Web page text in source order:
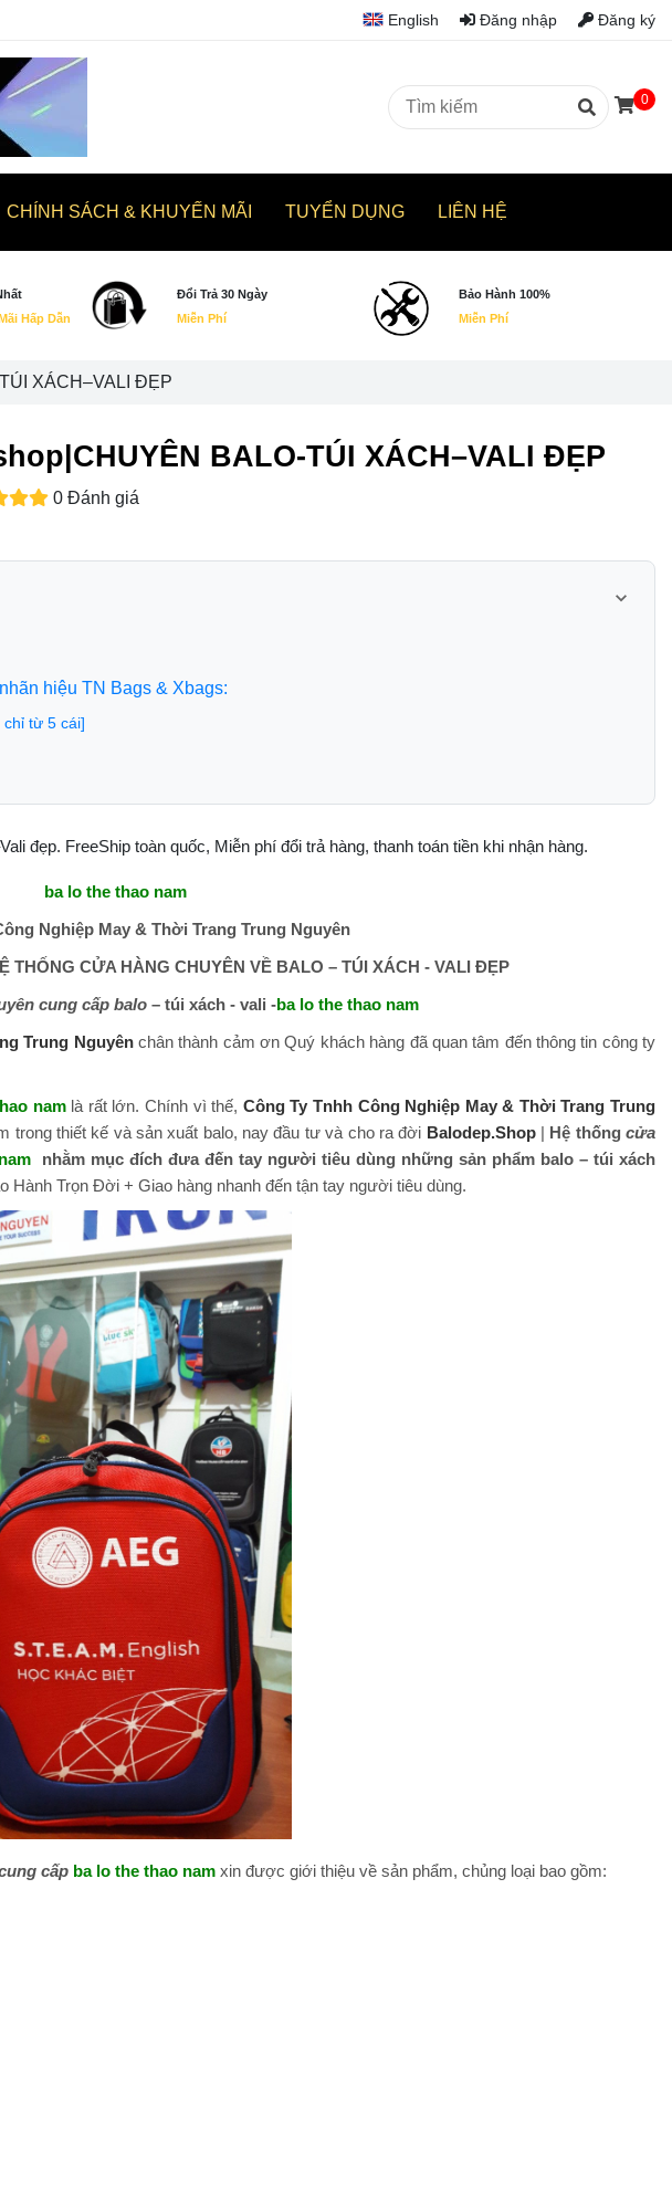
BALO-TÚI XÁCH–VALI ĐẸP
0 Đánh giá
hiệu TN Bags & Xbags:
từ 5 cái]
đẹp. FreeShip toàn quốc, Miễn phí đổi trả hàng, thanh toán tiền khi nhận hàng.
ba lo the thao nam
Nghiệp May & Thời Trang Trung Nguyên
THỐNG CỬA HÀNG CHUYÊN VỀ BALO – TÚI XÁCH - VALI ĐẸP
cung cấp balo – túi xách - vali -ba lo the thao nam
Trung Nguyênchân thành cảm ơn Quý khách hàng đã quan tâm đến thông tin công ty
namlà rất lớn. Chính vì thế, Công Ty Tnhh Công Nghiệp May & Thời Trang Trung
trong thiết kế và sản xuất balo, nay đầu tư và cho ra đời Balodep.Shop| Hệ thốngcửa
nhằm mục đích đưa đến tay người tiêu dùng những sản phẩm balo – túi xách
Hành Trọn Đời + Giao hàng nhanh đến tận tay người tiêu dùng.
cấp ba lo the thao nam xin được giới thiệu về sản phẩm, chủng loại bao gồm:
XÁCH–VALI ĐẸP
English Đăng nhập Đăng ký
0
CHÍNH SÁCH & KHUYẾN MÃI TUYỂN DỤNG LIÊN HỆ
Hấp Dẫn
Đổi Trả 30 Ngày
Miễn Phí
Bảo Hành 100%
Miễn Phí